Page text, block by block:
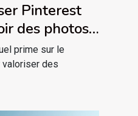
Pinterest
des photos
prime sur le
valoriser des